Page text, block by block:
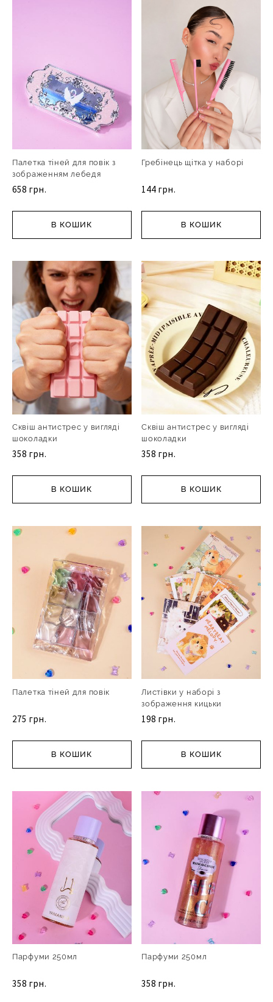
Палетка тіней для повік з
зображенням лебедя
658 грн.
В КОШИК
Гребінець щітка у наборі
144 грн.
В КОШИК
Сквіш антистрес у вигляді
шоколадки
358 грн.
В КОШИК
Сквіш антистрес у вигляді
шоколадки
358 грн.
В КОШИК
Палетка тіней для повік
275 грн.
В КОШИК
Листівки у наборі з
зображення кицьки
198 грн.
В КОШИК
Парфуми 250мл
358 грн.
Парфуми 250мл
358 грн.